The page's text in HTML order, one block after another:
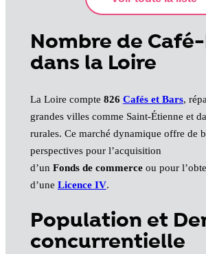
Nombre de
dans la Loire
La Loire compte 826 Cafés et Bars,
grandes villes comme Saint-Étienne et
rurales. Ce marché dynamique offre de
perspectives pour l’acquisition
d’un Fonds de commerceou pour
d’une Licence IV.
Population et
concurrentielle